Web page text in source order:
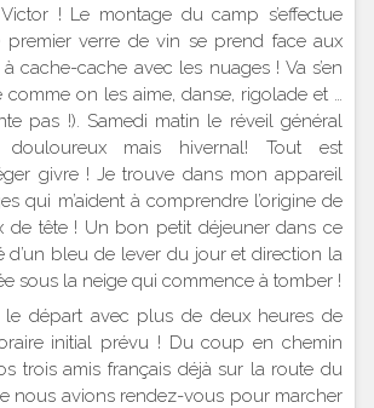
! Le montage du camp s’effectue
premier verre de vin se prend face aux
cache-cache avec les nuages ! Va s’en
on les aime, danse, rigolade et …
pas !). Samedi matin le réveil général
douloureux mais hivernal! Tout est
givre ! Je trouve dans mon appareil
qui m’aident à comprendre l’origine de
de tête ! Un bon petit déjeuner dans ce
d’un bleu de lever du jour et direction la
sous la neige qui commence à tomber !
le départ avec plus de deux heures de
initial prévu ! Du coup en chemin
trois amis français déjà sur la route du
nous avions rendez-vous pour marcher